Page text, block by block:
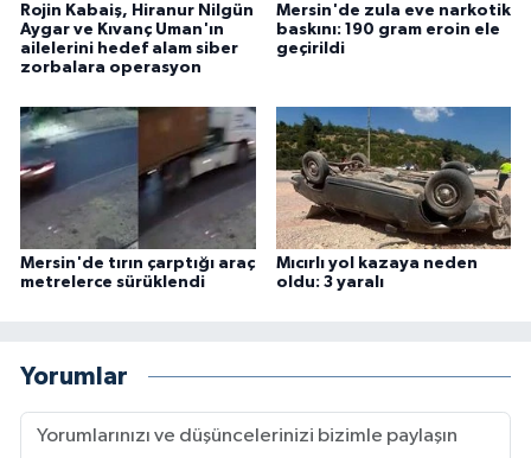
Rojin Kabaiş, Hiranur Nilgün
Aygar ve Kıvanç Uman'ın
ailelerini hedef alam siber
zorbalara operasyon
Mersin'de zula eve narkotik
baskını: 190 gram eroin ele
geçirildi
Mersin'de tırın çarptığı araç
metrelerce sürüklendi
Mıcırlı yol kazaya neden
oldu: 3 yaralı
Yorumlar